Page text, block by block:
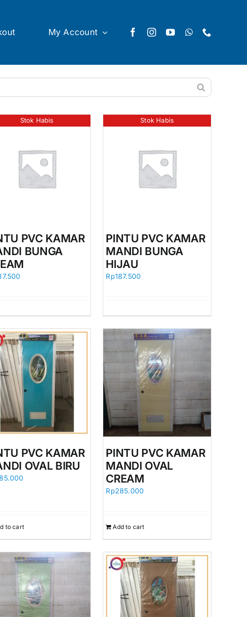
My Account
Stok Habis
PVC KAMAR
BUNGA
Stok Habis
PINTU PVC KAMAR
MANDI BUNGA
HIJAU
Rp187.500
PVC KAMAR
OVAL BIRU
to cart
PINTU PVC KAMAR
MANDI OVAL
CREAM
Rp285.000
Add to cart